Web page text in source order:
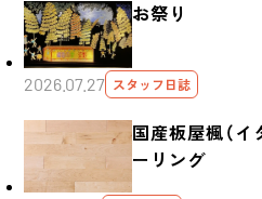
お祭り
2026.07.27 スタッフ日誌
国産板屋楓（イ
ーリング